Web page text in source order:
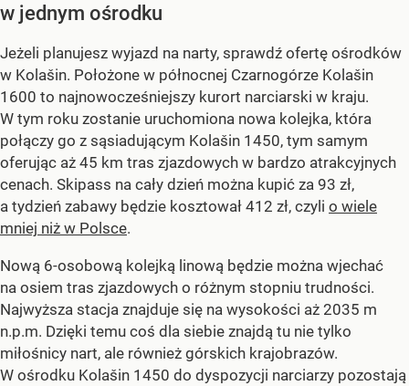
w jednym ośrodku
Jeżeli planujesz wyjazd na narty, sprawdź ofertę ośrodków
w Kolašin. Położone w północnej Czarnogórze Kolašin
1600 to najnowocześniejszy kurort narciarski w kraju.
W tym roku zostanie uruchomiona nowa kolejka, która
połączy go z sąsiadującym Kolašin 1450, tym samym
oferując aż 45 km tras zjazdowych w bardzo atrakcyjnych
cenach. Skipass na cały dzień można kupić za 93 zł,
a tydzień zabawy będzie kosztował 412 zł, czyli o wiele
mniej niż w Polsce.
Nową 6-osobową kolejką linową będzie można wjechać
na osiem tras zjazdowych o różnym stopniu trudności.
Najwyższa stacja znajduje się na wysokości aż 2035 m
n.p.m. Dzięki temu coś dla siebie znajdą tu nie tylko
miłośnicy nart, ale również górskich krajobrazów.
W ośrodku Kolašin 1450 do dyspozycji narciarzy pozostają